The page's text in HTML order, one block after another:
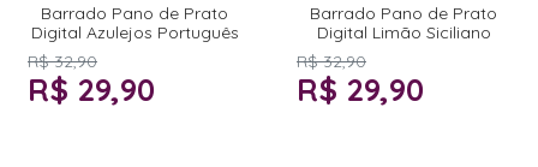
Barrado Pano de Prato
Digital Azulejos Português
R$ 32,90
R$ 29,90
Barrado Pano de Prato
Digital Limão Siciliano
R$ 32,90
R$ 29,90